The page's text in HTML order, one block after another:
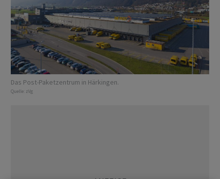
Das Post-Paketzentrum in Härkingen.
Quelle: zVg